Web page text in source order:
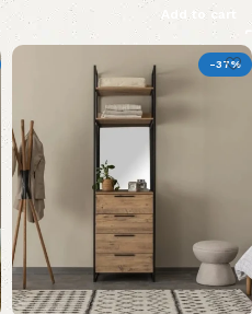
Add to cart
-37%